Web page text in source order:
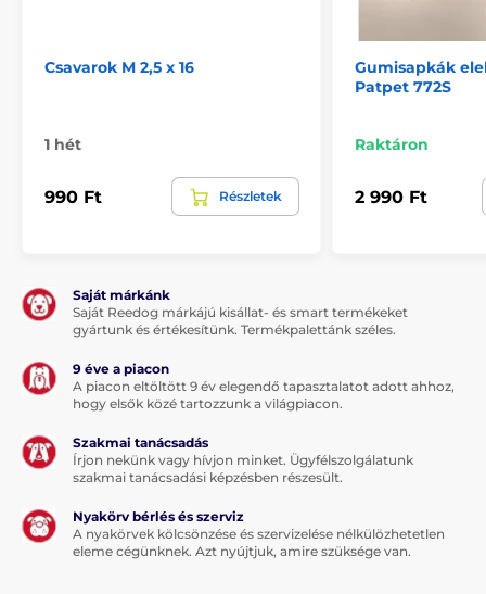
Csavarok M 2,5 x 16
1 hét
990 Ft Részletek
Gumisapkák
Patpet 772S
Raktáron
2 990 Ft
Saját márkánk
Saját Reedog márkájú kisállat- és smart termékeket
gyártunk és értékesítünk. Termékpalettánk széles.
9 éve a piacon
A piacon eltöltött 9 év elegendő tapasztalatot adott ahhoz,
hogy elsők közé tartozzunk a világpiacon.
Szakmai tanácsadás
Írjon nekünk vagy hívjon minket. Ügyfélszolgálatunk
szakmai tanácsadási képzésben részesült.
Nyakörv bérlés és szerviz
A nyakörvek kölcsönzése és szervizelése nélkülözhetetlen
eleme cégünknek. Azt nyújtjuk, amire szüksége van.